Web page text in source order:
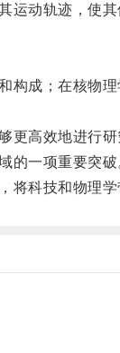
动轨迹，使其
；在核物理
高效地进行研
一项重要突破
科技和物理学